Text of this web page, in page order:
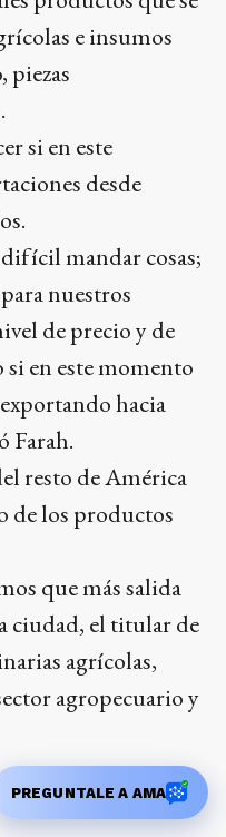
e insumos
piezas
si en este
desde
mandar cosas;
nuestros
de precio y de
si en este momento
hacia
Farah.
resto de América
de los productos
que más salida
ciudad, el titular de
agrícolas,
agropecuario y
PREGUNTALE A AMA